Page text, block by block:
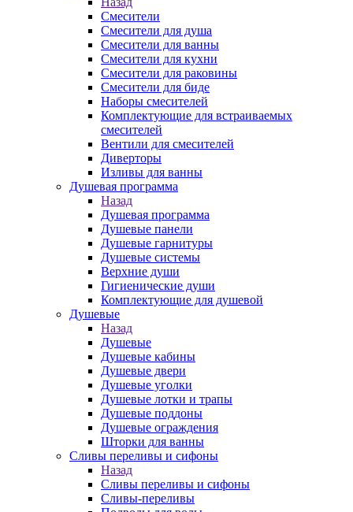
Смесители
Смесители для душа
Смесители для ванны
Смесители для кухни
Смесители для раковины
Смесители для биде
Наборы смесителей
Комплектующие для встраиваемых
смесителей
Вентили для смесителей
Диверторы
Изливы для ванны
Душевая программа
Назад
Душевая программа
Душевые панели
Душевые гарнитуры
Душевые системы
Верхние души
Гигиенические души
Комплектующие для душевой
Душевые
Назад
Душевые
Душевые кабины
Душевые двери
Душевые уголки
Душевые лотки и трапы
Душевые поддоны
Душевые ограждения
Шторки для ванны
Сливы переливы и сифоны
Назад
Сливы переливы и сифоны
Сливы-переливы